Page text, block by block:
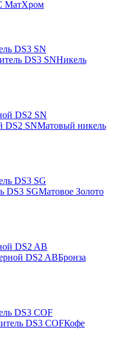
МатХром
DS3 SNНикель
DS2 SNМатовый никель
DS3 SGМатовое Золото
DS2 ABБронза
DS3 COFКофе